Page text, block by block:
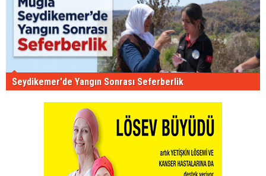
Seydikemer'de Yangın Sonrası Seferberlik